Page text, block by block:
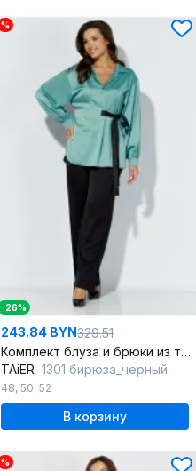
%
-26%
243.84 BYN329.51
Комплект блуза и брюки из текстиля с регулируемым поясом
TAiER 1301 бирюза_черный
48, 50, 52
В корзину
%